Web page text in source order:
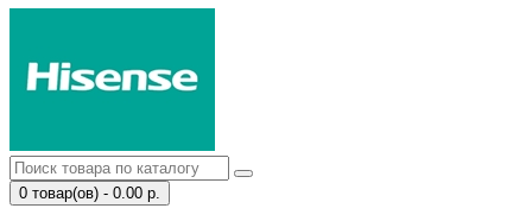
0 товар(ов) - 0.00 р.